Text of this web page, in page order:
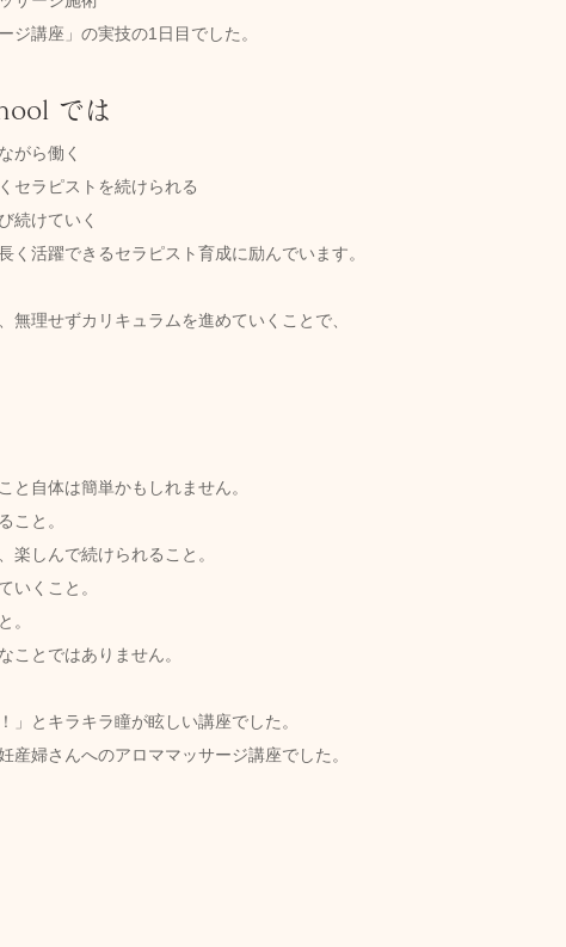
ジ講座」の実技の1日目でした。
では
がら働く
セラピストを続けられる
続けていく
く活躍できるセラピスト育成に励んでいます。
無理せずカリキュラムを進めていくことで、
と自体は簡単かもしれません。
こと。
楽しんで続けられること。
いくこと。
。
ことではありません。
」とキラキラ瞳が眩しい講座でした。
産婦さんへのアロママッサージ講座でした。